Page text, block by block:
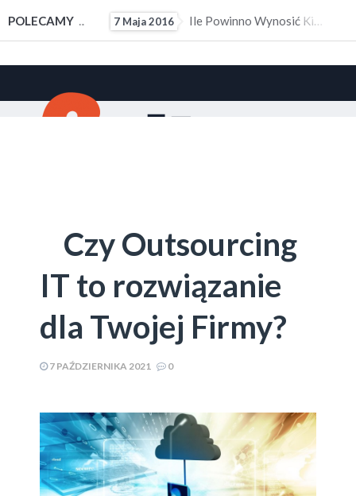
POLECAMY
Doświadczeniem Zawodowym 7 Maja 2016 Ile Powinno Wynosić Kieszonkowe?
Czy Outsourcing
IT to rozwiązanie
dla Twojej Firmy?
7 PAŹDZIERNIKA 2021 0